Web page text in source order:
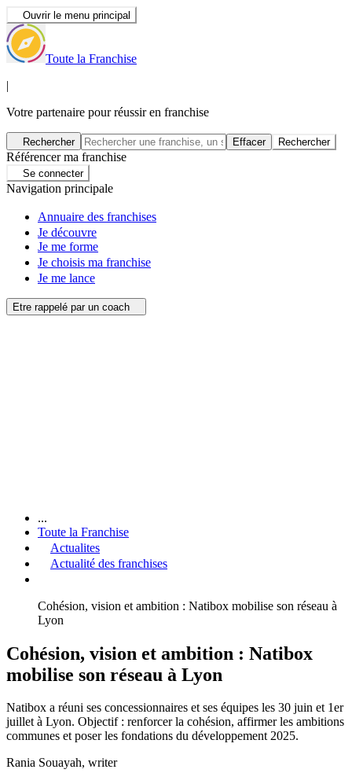
Ouvrir le menu principal
Toute la Franchise
|
Votre partenaire pour réussir en franchise
Rechercher Effacer Rechercher
Référencer ma franchise
Se connecter
Navigation principale
Annuaire des franchises
Je découvre
Je me forme
Je choisis ma franchise
Je me lance
Etre rappelé par un coach
...
Toute la Franchise
Actualites
Actualité des franchises
Cohésion, vision et ambition : Natibox mobilise son réseau à
Lyon
Cohésion, vision et ambition : Natibox
mobilise son réseau à Lyon
Natibox a réuni ses concessionnaires et ses équipes les 30 juin et 1er
juillet à Lyon. Objectif : renforcer la cohésion, affirmer les ambitions
communes et poser les fondations du développement 2025.
Rania Souayah, writer